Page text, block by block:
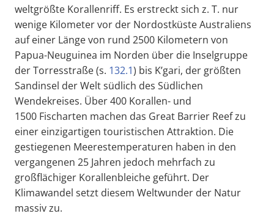
weltgrößte Korallenriff. Es erstreckt sich z. T. nur
wenige Kilometer vor der Nordostküste Australiens
auf einer Länge von rund 2500 Kilometern von
Papua-Neuguinea im Norden über die Inselgruppe
der Torresstraße (s. 132.1) bis K’gari, der größten
Sandinsel der Welt südlich des Südlichen
Wendekreises. Über 400 Korallen- und
1500 Fischarten machen das Great Barrier Reef zu
einer einzigartigen touristischen Attraktion. Die
gestiegenen Meerestemperaturen haben in den
vergangenen 25 Jahren jedoch mehrfach zu
großflächiger Korallenbleiche geführt. Der
Klimawandel setzt diesem Weltwunder der Natur
massiv zu.